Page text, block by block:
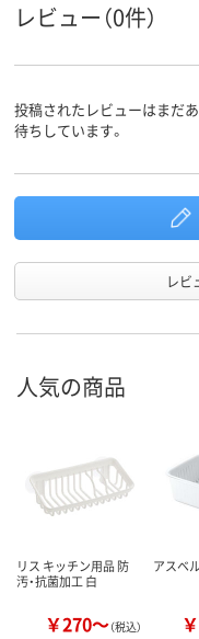
レビュー（0件）
投稿されたレビューはまだ
待ちしています。
レビ
人気の商品
リス キッチン用品 防
汚・抗菌加工 白
￥270～（税込）
アスベ